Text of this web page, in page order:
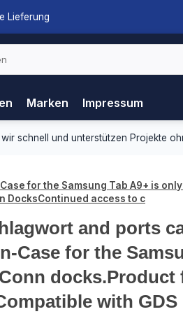
Lieferung
Marken Impressum
schnell und unterstützen Projekte
for the Samsung Tab A9+ is
DocksContinued access to c
and ports
Case for the
docks.Product
with